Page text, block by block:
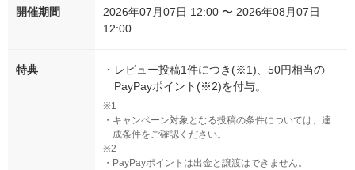
開催期間
2026年07月07日 12:00 〜 2026年08月07日
12:00
特典 ・ レビュー投稿1件につき(※1)、50円相当の
PayPayポイント(※2)を付与。
※1
・ キャンペーン対象となる投稿の条件については、達
成条件をご確認ください。
※2
・ PayPayポイントは出金と譲渡はできません。